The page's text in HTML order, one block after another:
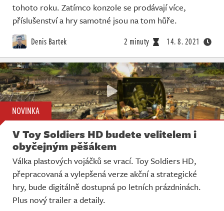
Živě
tohoto roku. Zatímco konzole se prodávají více,
příslušenství a hry samotné jsou na tom hůře.
Denis Bartek 2 minuty 14. 8. 2021
NOVINKA
V Toy Soldiers HD budete velitelem i
obyčejným pěšákem
Válka plastových vojáčků se vrací. Toy Soldiers HD,
přepracovaná a vylepšená verze akční a strategické
hry, bude digitálně dostupná po letních prázdninách.
Plus nový trailer a detaily.